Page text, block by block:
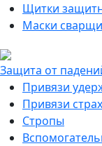
Щитки
Маски
Защита от
Привязи
Привязи
Стропы